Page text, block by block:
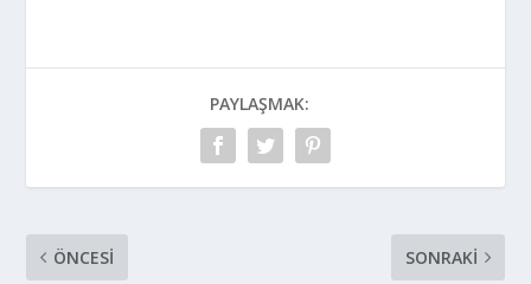
PAYLAŞMAK:
ÖNCESI SONRAKI